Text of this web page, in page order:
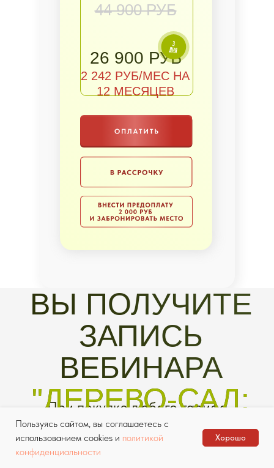
Пользуясь сайтом, вы соглашаетесь с
использованием cookies и политикой
конфиденциальности
Хорошо
26 900 РУБ
44 900 РУБ
2 242 РУБ/МЕС НА
12 МЕСЯЦЕВ
наглядно и подробно
ЧТО ГОВОРЯТ
НАШИ
УЧЕНИКИ
Получите системные
чтобы ваши деревья были